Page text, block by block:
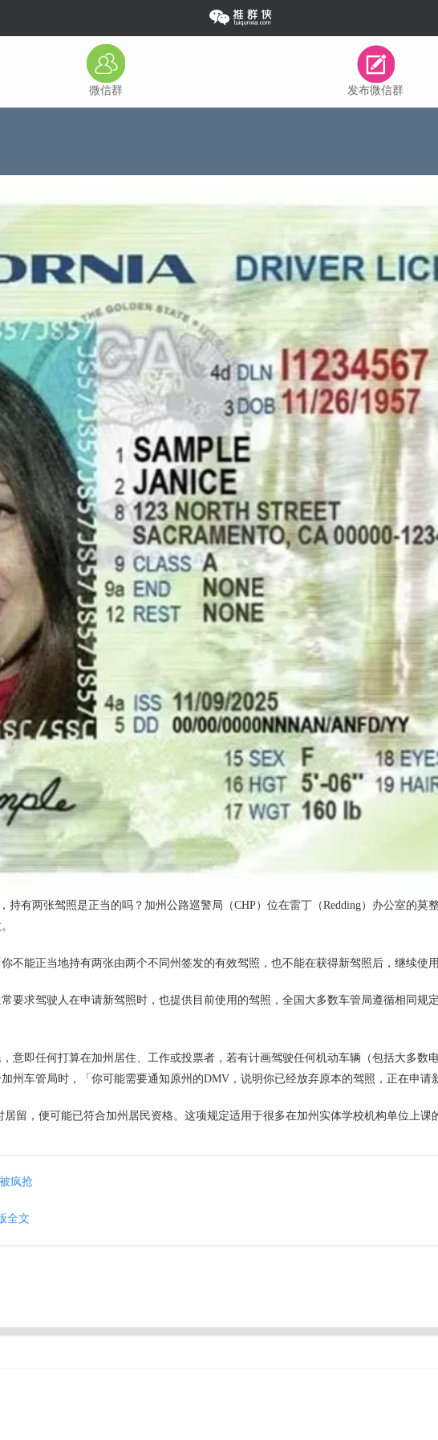
微信群 发布微信群
持有两张驾照是正当的吗？加州公路巡警局（CHP）位在雷丁（Redding）办公室的莫
不能正当地持有两张由两个不同州签发的有效驾照，也不能在获得新驾照后，继续使
要求驾驶人在申请新驾照时，也提供目前使用的驾照，全国大多数车管局遵循相同规
意即任何打算在加州居住、工作或投票者，若有计画驾驶任何机动车辆（包括大多数
州车管局时，「你可能需要通知原州的DMV，说明你已经放弃原本的驾照，正在申请
留，便可能已符合加州居民资格。这项规定适用于很多在加州实体学校机构单位上课
疯抢
全文